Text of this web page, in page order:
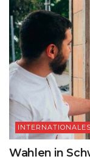
INTERNATIONALES
Wahlen in